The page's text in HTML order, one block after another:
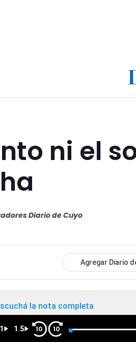
ni el
Diario de Cuyo
Agregar Diario
la nota completa
1 1.5 10 10